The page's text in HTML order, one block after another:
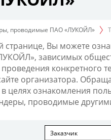
проводимые ПАО «ЛУКОЙЛ»
Вы можете
зависимых
конкретного
организатора.
целях ознакомления
проводимые
Заказчик